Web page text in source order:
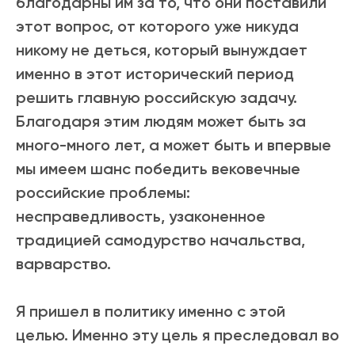
этот вопрос, от которого уже никуда
никому не деться, который вынуждает
именно в этот исторический период
решить главную российскую задачу.
Благодаря этим людям может быть за
много-много лет, а может быть и впервые
мы имеем шанс победить вековечные
российские проблемы:
несправедливость, узаконенное
традицией самодурство начальства,
варварство.
Я пришел в политику именно с этой
целью. Именно эту цель я преследовал во